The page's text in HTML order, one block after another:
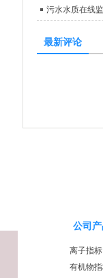
污水水质在线
最新评论
公司
离子指标
有机物